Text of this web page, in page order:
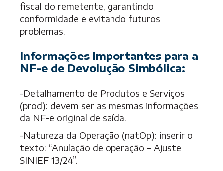
fiscal do remetente, garantindo
conformidade e evitando futuros
problemas.
Informações Importantes para a
NF-e de Devolução Simbólica:
-Detalhamento de Produtos e Serviços
(prod): devem ser as mesmas informações
da NF-e original de saída.
-Natureza da Operação (natOp): inserir o
texto: “Anulação de operação – Ajuste
SINIEF 13/24”.